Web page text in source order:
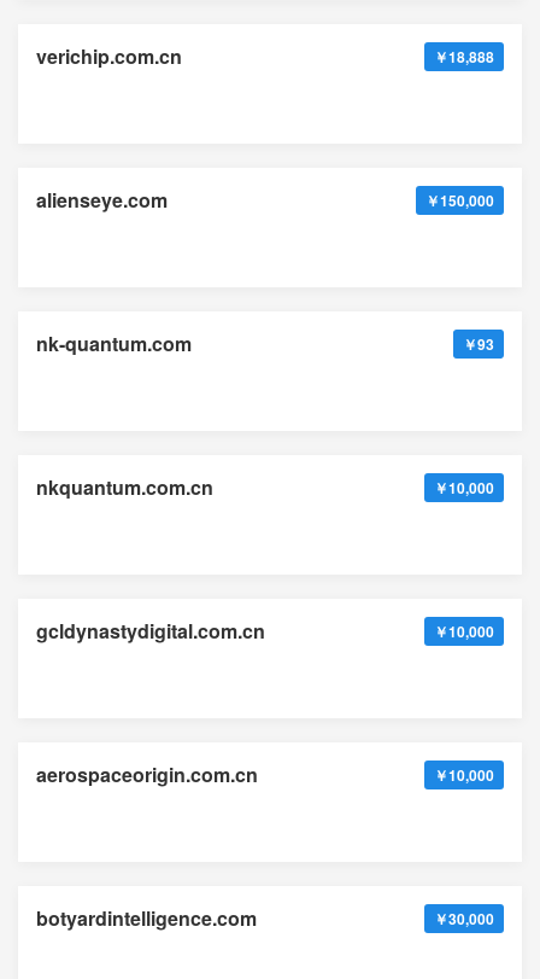
verichip.com.cn ￥18,888
alienseye.com ￥150,000
nk-quantum.com ￥93
nkquantum.com.cn ￥10,000
gcldynastydigital.com.cn ￥10,000
aerospaceorigin.com.cn ￥10,000
botyardintelligence.com ￥30,000